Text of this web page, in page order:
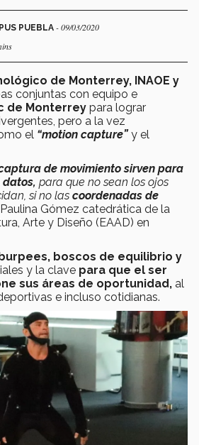
PUEBLA - 09/03/2020
de Monterrey, INAOE y
conjuntas con equipo e
de Monterrey para lograr
pero a la vez
el “motion capture”y el
de movimiento sirven para
datos, para que no sean los ojos
si no las coordenadas de
Gómez catedrática de la
Arte y Diseño (EAAD) en
boscos de equilibrio y
y la clave para que el ser
sus áreas de oportunidad, al
e incluso cotidianas.